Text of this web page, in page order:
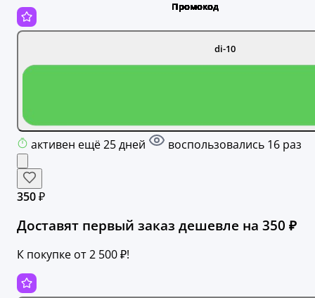
di-10
активен ещё 25 дней воспользовались 16 раз
350 ₽
Доставят первый заказ дешевле на 350 ₽
К покупке от 2 500 ₽!